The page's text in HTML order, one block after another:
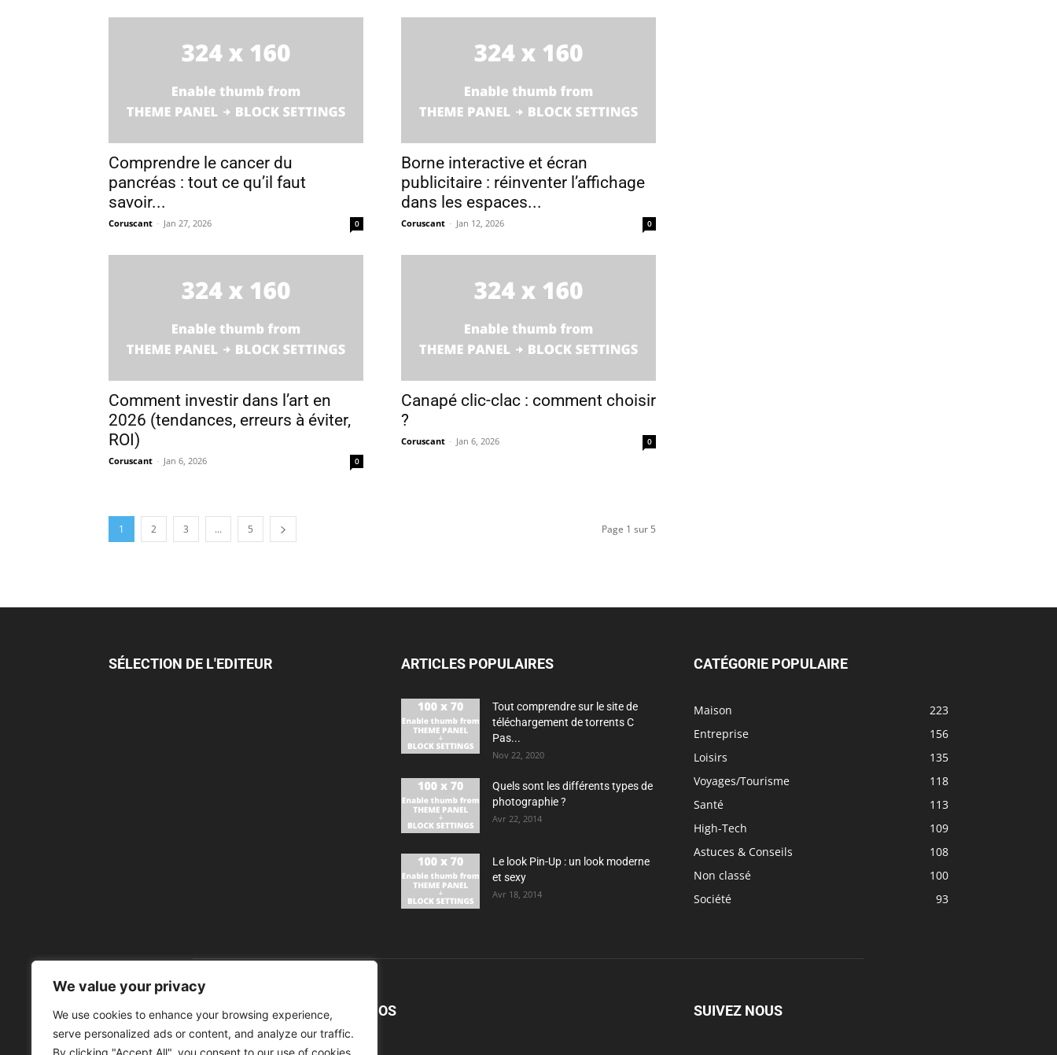
We value your privacy
We use cookies to enhance your browsing experience,
serve personalized ads or content, and analyze our traffic.
By clicking "Accept All", you consent to our use of cookies.
Comprendre le cancer du
pancréas : tout ce qu’il faut
savoir...
Coruscant - Jan 27, 2026 0
Borne interactive et écran
publicitaire : réinventer l’affichage
dans les espaces...
Coruscant - Jan 12, 2026 0
Comment investir dans l’art en
2026 (tendances, erreurs à éviter,
ROI)
Coruscant - Jan 6, 2026 0
Canapé clic-clac : comment choisir
?
Coruscant - Jan 6, 2026 0
1 2 3 ... 5 Page 1 sur 5
SÉLECTION DE L'EDITEUR ARTICLES POPULAIRES
Tout comprendre sur le site de
téléchargement de torrents C
Pas...
Nov 22, 2020
Quels sont les différents types de
photographie ?
Avr 22, 2014
Le look Pin-Up : un look moderne
et sexy
Avr 18, 2014
CATÉGORIE POPULAIRE
Maison
223
Entreprise
156
Loisirs
135
Voyages/Tourisme
118
Santé
113
High-Tech
109
Astuces & Conseils
108
Non classé
100
Société
93
À PROPOS SUIVEZ NOUS